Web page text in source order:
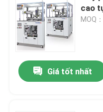
Thiết bị đúc bán dẫn
Máy phân loại chip
cao
MOQ
Giá tốt nhất